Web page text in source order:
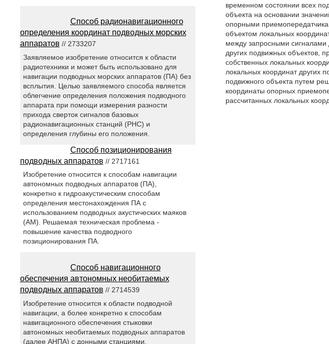
временном состоянии всех
объекта на основании
опорными
объектом локальных
между запросными сигналами
других подвижных объектов,
собственных локальных
локальных координат других
подвижного объекта путем
координаты опорных
рассчитанных локальных
Способ радионавигационного
определения координат подводных морских
аппаратов // 2733207
Заявляемое изобретение относится к области
радиотехники и может быть использовано для
навигации подводных морских аппаратов (ПА) без
всплытия. Целью заявляемого способа является
облегчение определения положения подводного
аппарата при помощи измерения разности
прихода сверток сигналов базовых
радионавигационных станций (РНС) и
определения глубины его положения.
Способ позиционирования
подводных аппаратов // 2717161
Изобретение относится к способам навигации
автономных подводных аппаратов (ПА),
конкретно к гидроакустическим способам
определения местонахождения ПА с
использованием подводных акустических маяков
(AM). Решаемая техническая проблема -
повышение качества подводного
позиционирования ПА.
Способ навигационного
обеспечения автономных необитаемых
подводных аппаратов // 2714539
Изобретение относится к области подводной
навигации, а более конкретно к способам
навигационного обеспечения стыковки
автономных необитаемых подводных аппаратов
(далее АНПА) с донными станциями.